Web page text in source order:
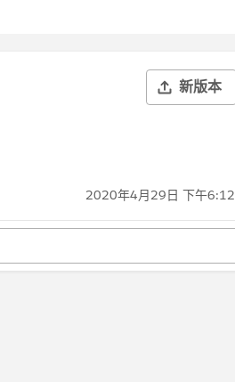
新版本
2020年4月29日 下午6:12